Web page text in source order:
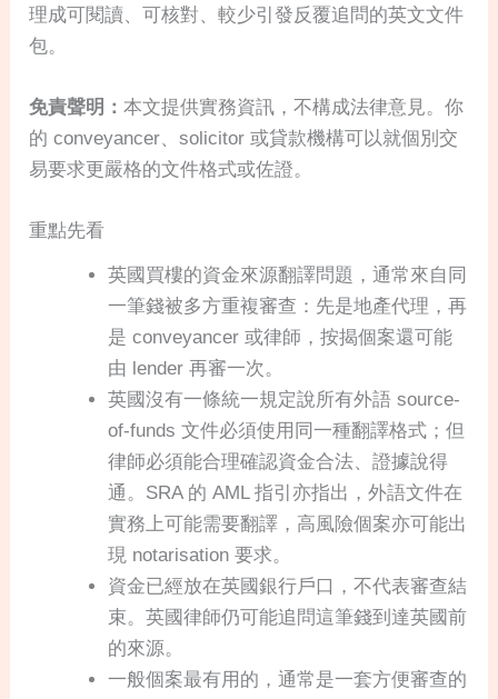
理成可閱讀、可核對、較少引發反覆追問的英文文件
包。
免責聲明：本文提供實務資訊，不構成法律意見。你
的 conveyancer、solicitor 或貸款機構可以就個別交
易要求更嚴格的文件格式或佐證。
重點先看
英國買樓的資金來源翻譯問題，通常來自同
一筆錢被多方重複審查：先是地產代理，再
是 conveyancer 或律師，按揭個案還可能
由 lender 再審一次。
英國沒有一條統一規定說所有外語 source-
of-funds 文件必須使用同一種翻譯格式；但
律師必須能合理確認資金合法、證據說得
通。SRA 的 AML 指引亦指出，外語文件在
實務上可能需要翻譯，高風險個案亦可能出
現 notarisation 要求。
資金已經放在英國銀行戶口，不代表審查結
束。英國律師仍可能追問這筆錢到達英國前
的來源。
一般個案最有用的，通常是一套方便審查的